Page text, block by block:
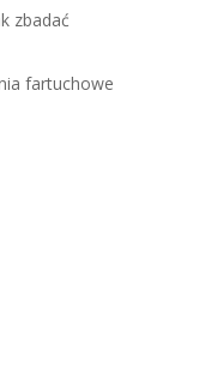
zbadać
fartuchowe